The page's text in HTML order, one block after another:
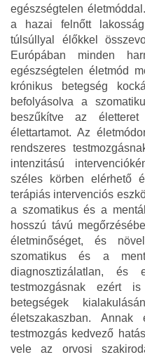
egészségtelen
a hazai felnőtt
túlsúllyal élőkkel
Európában minden
egészségtelen életmód
krónikus betegség
befolyásolva a
beszűkítve az
élettartamot. Az
rendszeres
intenzitású
széles körben elérhető
terápiás intervenciós
a szomatikus és a
hosszú távú
életminőséget, és
szomatikus és a
diagnosztizálatlan, és
testmozgásnak ezért
betegségek
életszakaszban.
testmozgás kedvező
vele az orvosi